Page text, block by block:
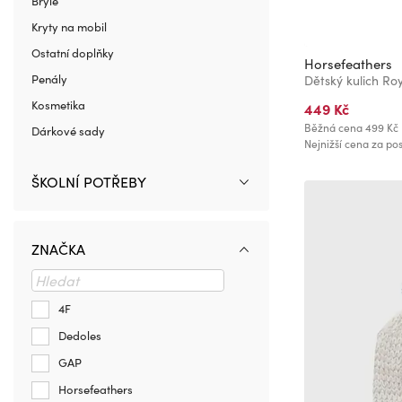
Horsefeathers
Dětský kulich
449 Kč
Běžná cena 499 Kč
Nejnižší cena za
Kryty na mobil
Ostatní doplňky
Penály
Kosmetika
Dárkové sady
ŠKOLNÍ POTŘEBY
ZNAČKA
4F
Dedoles
GAP
Horsefeathers